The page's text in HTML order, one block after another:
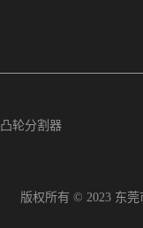
凸轮分割器
版权所有 © 2023 东